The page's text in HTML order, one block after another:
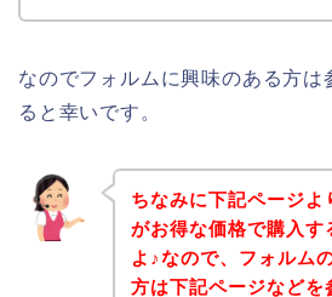
なのでフォルムに興味のある方は
ると幸いです。
ちなみに下記ページよ
がお得な価格で購入す
よ♪なので、フォルム
方は下記ページなどを